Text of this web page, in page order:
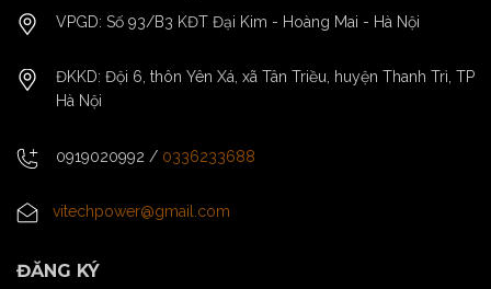
VPGD: Số 93/B3 KĐT Đại Kim - Hoàng Mai - Hà Nội
ĐKKD: Đội 6, thôn Yên Xá, xã Tân Triều, huyện Thanh Trì, TP
Hà Nội
0919020992 / 0336233688
vitechpower@gmail.com
ĐĂNG KÝ